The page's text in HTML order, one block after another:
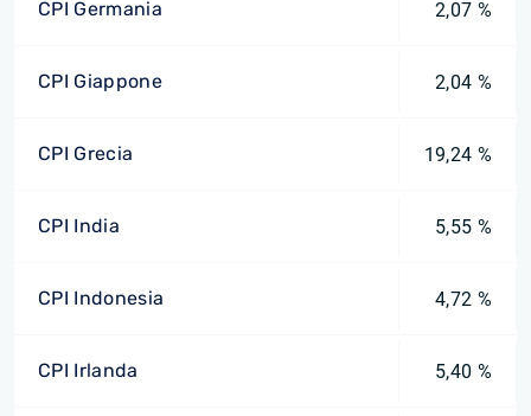
CPI Germania 2,07 %
CPI Giappone 2,04 %
CPI Grecia 19,24 %
CPI India 5,55 %
CPI Indonesia 4,72 %
CPI Irlanda 5,40 %